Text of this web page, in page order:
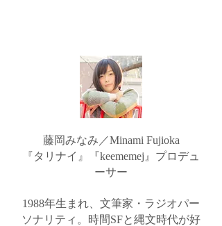
​藤岡みなみ／Minami Fujioka
​『タリナイ』『keememej』プロデュ
ーサー
1988年生まれ、文筆家・ラジオパー
ソナリティ。時間SFと縄文時代が好